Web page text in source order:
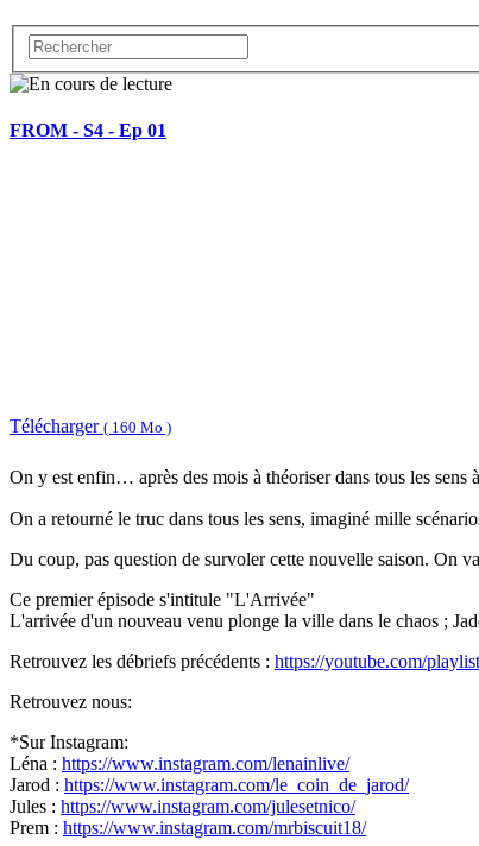
FROM - S4 - Ep 01
Télécharger ( 160 Mo )
On y est enfin… après des mois à théoriser dans tous les sens
On a retourné le truc dans tous les sens, imaginé mille
Du coup, pas question de survoler cette nouvelle saison. On
Ce premier épisode s'intitule "L'Arrivée"
L'arrivée d'un nouveau venu plonge la ville dans le chaos ;
Retrouvez les débriefs précédents : https://youtube.com/
Retrouvez nous:
*Sur Instagram:
Léna : https://www.instagram.com/lenainlive/
Jarod : https://www.instagram.com/le_coin_de_jarod/
Jules : https://www.instagram.com/julesetnico/
Prem : https://www.instagram.com/mrbiscuit18/